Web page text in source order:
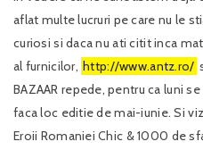
aflat multe lucruri pe care nu le
curiosi si daca nu ati citit inca
al furnicilor, http://www.antz.ro/
BAZAAR repede, pentru ca luni
faca loc editie de mai-iunie. Si
Eroii Romaniei Chic & 1000 de